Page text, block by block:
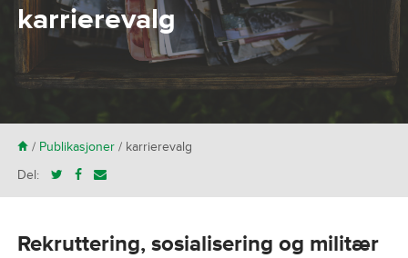
karrierevalg
H/ Publikasjoner/ karrierevalg
Del:
Rekruttering, sosialisering og militær